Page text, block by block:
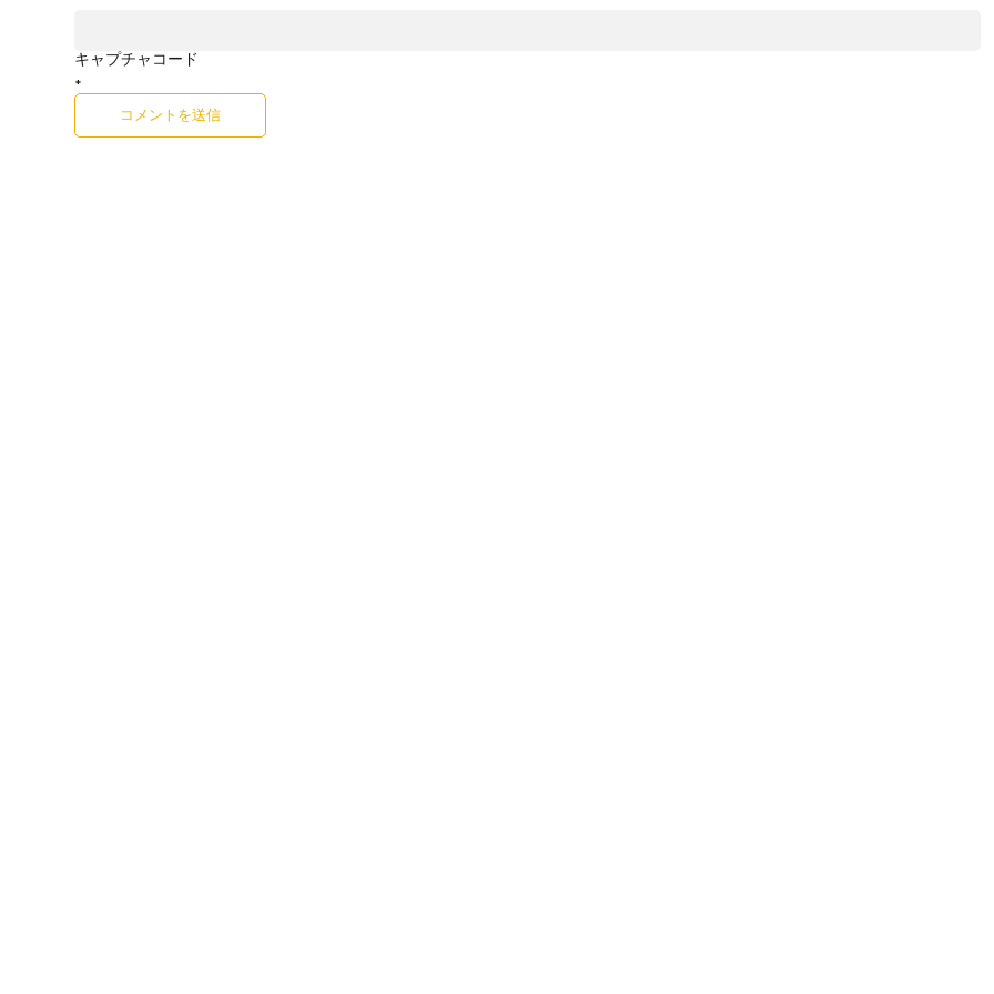
キャプチャコード
*